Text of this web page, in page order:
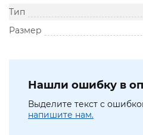
Тип
Размер
Нашли ошибку в
Выделите текст с
напишите нам.